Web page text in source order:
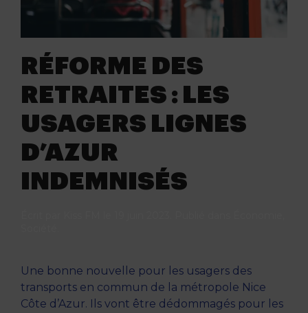
RÉFORME DES
RETRAITES : LES
USAGERS LIGNES
D’AZUR
INDEMNISÉS
Une bonne nouvelle pour les usagers des
transports en commun de la métropole Nice
Côte d’Azur. Ils vont être dédommagés pour les